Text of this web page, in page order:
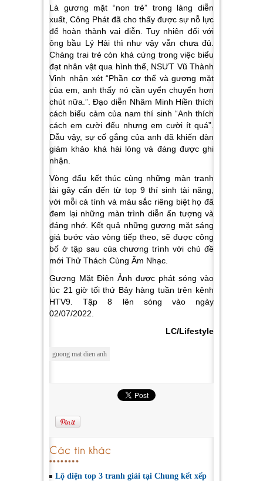
Là gương mặt “non trẻ” trong làng diễn
xuất, Công Phát đã cho thấy được sự nỗ lực
để hoàn thành vai diễn. Tuy nhiên đối với
ông bầu Lý Hải thì như vậy vẫn chưa đủ.
Chàng trai trẻ còn khá cứng trong việc biểu
đạt nhân vật qua hình thể, NSƯT Vũ Thành
Vinh nhận xét“Phần cơ thể và gương mặt
của em, anh thấy nó cần uyển chuyển hơn
chút nữa.”.Đạo diễn Nhâm Minh Hiền thích
cách biểu cảm của nam thí sinh “Anh thích
cách em cười đểu nhưng em cười ít quá”.
Dẫu vậy, sự cố gắng của anh đã khiến dàn
giám khảo khá hài lòng và đáng được ghi
nhận.
Vòng đấu kết thúc cùng những màn tranh
tài gây cấn đến từ top 9 thí sinh tài năng,
với mỗi cá tính và màu sắc riêng biệt họ đã
đem lại những màn trình diễn ấn tượng và
đáng nhớ. Kết quả những gương mặt sáng
giá bước vào vòng tiếp theo, sẽ được công
bố ở tập sau của chương trình với chủ đề
mới Thử Thách Cùng Âm Nhạc.
Gương Mặt Điện Ảnh được phát sóng vào
lúc 21 giờ tối thứ Bảy hàng tuần trên kênh
HTV9. Tập 8 lên sóng vào ngày
02/07/2022.
LC/Lifestyle
guong mat dien anh
Các tin khác
Lộ diện top 3 tranh giải tại Chung kết xếp